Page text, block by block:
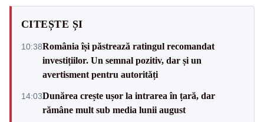
CITEȘTE ȘI
10:38România își păstrează ratingul recomandat
investițiilor. Un semnal pozitiv, dar și un
avertisment pentru autorități
14:03Dunărea crește ușor la intrarea în țară, dar
rămâne mult sub media lunii august